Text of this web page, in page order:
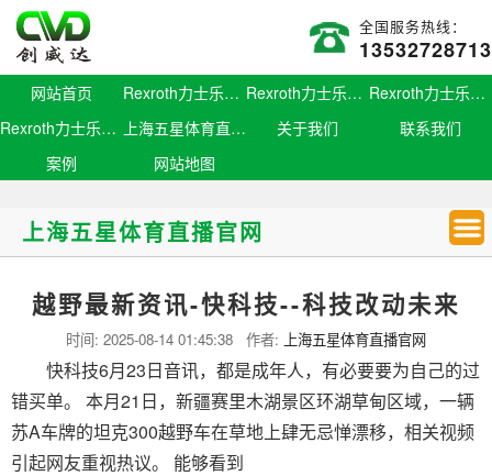
全国服务热线：
13532728713
网站首页 Rexroth力士乐滑块 Rexroth力士乐导轨
Rexroth力士乐螺母
Rexroth力士乐丝杆
上海五星体育直播官网 关于我们
联系我们
案例
网站地图
上海五星体育直播官网
越野最新资讯-快科技--科技改动未来
时间: 2025-08-14 01:45:38 作者: 上海五星体育直播官网
快科技6月23日音讯，都是成年人，有必要要为自己的过
错买单。 本月21日，新疆赛里木湖景区环湖草甸区域，一辆
苏A车牌的坦克300越野车在草地上肆无忌惮漂移，相关视频
引起网友重视热议。 能够看到